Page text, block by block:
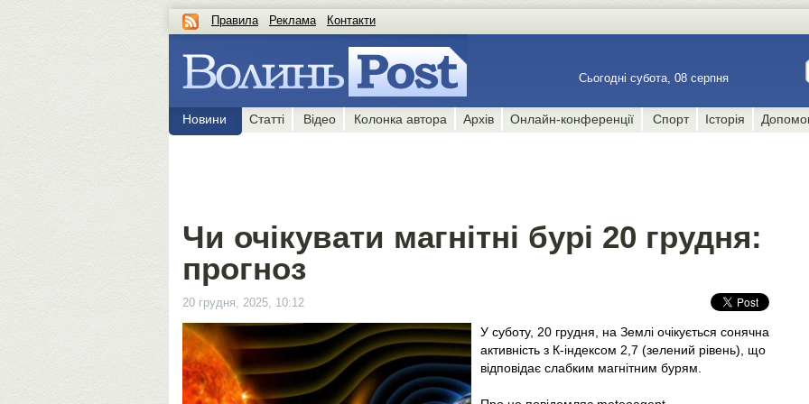
Правила Реклама Контакти
Сьогодні субота, 08 серпня
Новини Статті Відео Колонка автора Архів Онлайн-конференції Спорт Історія
Чи очікувати магнітні бурі 20 грудня:
прогноз
20 грудня, 2025, 10:12
У суботу, 20 грудня, на Землі очікується сонячна
активність з К-індексом 2,7 (зелений рівень), що
відповідає слабким магнітним бурям.